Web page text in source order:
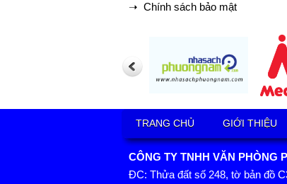
➝ Chính sách bảo mật
TRANG CHỦ GIỚI THIỆU
CÔNG TY TNHH VĂN PHÒNG
ĐC: Thửa đất số 248, tờ bản đồ